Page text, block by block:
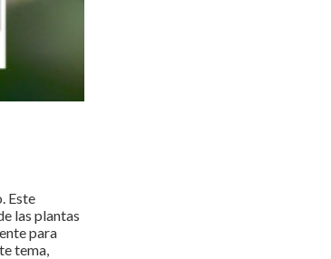
Este
las plantas
para
tema,